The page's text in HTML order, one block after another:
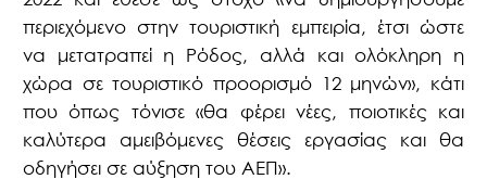
περιεχόμενο στην τουριστική εμπειρία, έτσι ώστε
να μετατραπεί η Ρόδος, αλλά και ολόκληρη η
χώρα σε τουριστικό προορισμό 12 μηνών», κάτι
που όπως τόνισε «θα φέρει νέες, ποιοτικές και
καλύτερα αμειβόμενες θέσεις εργασίας και θα
οδηγήσει σε αύξηση του ΑΕΠ».